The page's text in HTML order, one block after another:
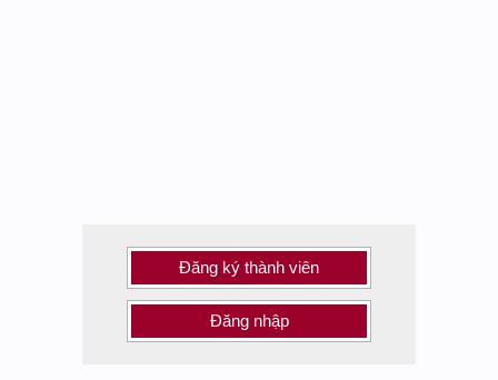
Đăng ký thành viên
Đăng nhập